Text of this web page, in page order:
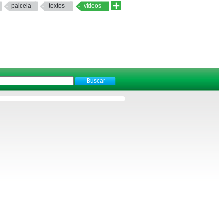
paideia textos videos